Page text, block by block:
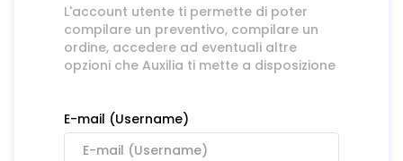
L'account utente ti permette di poter
compilare un preventivo, compilare un
ordine, accedere ad eventuali altre
opzioni che Auxilia ti mette a disposizione
E-mail (Username)